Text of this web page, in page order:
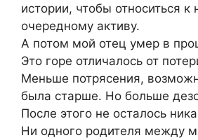
истории, чтобы относиться к
очередному активу.
А потом мой отец умер в
Это горе отличалось от
Меньше потрясения,
была старше. Но больше
После этого не осталось
Ни одного родителя между